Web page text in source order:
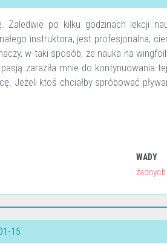
Zaledwie po kilku godzinach lekcji
instruktora, jest profesjonalna,
w taki sposób, że nauka na
zaraziła mnie do kontynuowania
Jeżeli ktoś chciałby spróbować
WADY
żadnych
15